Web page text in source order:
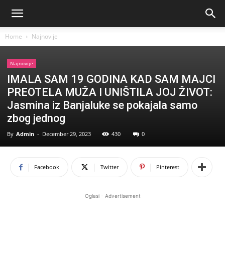
Home Najnovije
Najnovije
IMALA SAM 19 GODINA KAD SAM MAJCI
PREOTELA MUŽA I UNIŠTILA JOJ ŽIVOT:
Jasmina iz Banjaluke se pokajala samo
zbog jednog
By Admin - December 29, 2023 430 0
Facebook Twitter Pinterest
Oglasi - Advertisement